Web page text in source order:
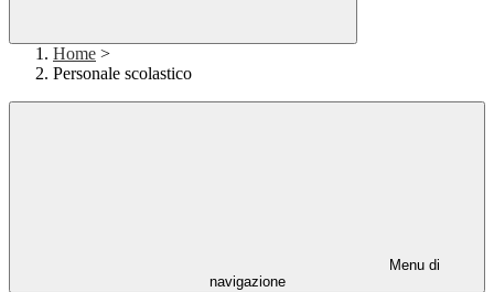
Home >
Personale scolastico
Menu di
navigazione